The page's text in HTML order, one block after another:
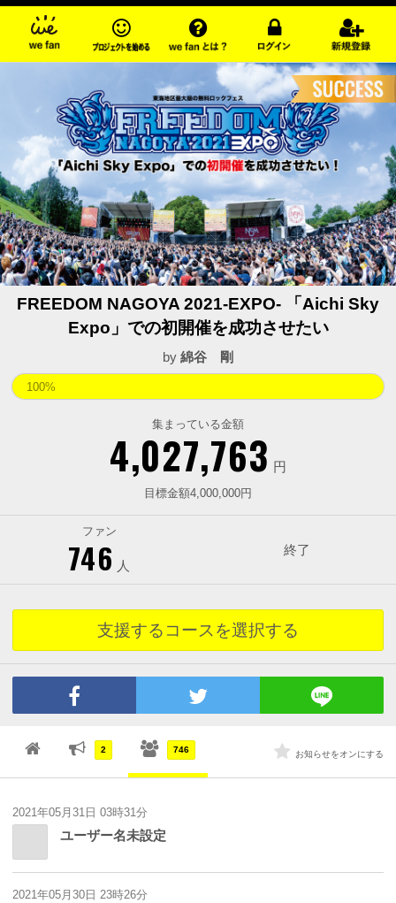
FREEDOM NAGOYA 2021-EXPO- 「Aichi Sky
Expo」での初開催を成功させたい
by 綿谷 剛
集まっている金額
4,027,763 円
100%
目標金額4,000,000円
ファン
746 人
終了
支援するコースを選択する
2 746 お知らせをオンにする
2021年05月31日 03時31分
ユーザー名未設定
2021年05月30日 23時26分